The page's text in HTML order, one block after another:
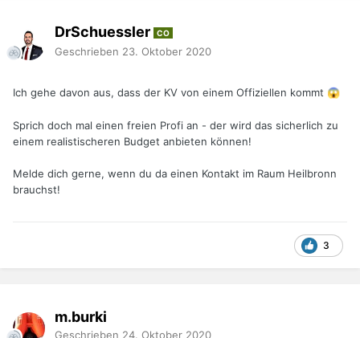
DrSchuessler CO
Geschrieben 23. Oktober 2020
Ich gehe davon aus, dass der KV von einem Offiziellen kommt 😱
Sprich doch mal einen freien Profi an - der wird das sicherlich zu
einem realistischeren Budget anbieten können!
Melde dich gerne, wenn du da einen Kontakt im Raum Heilbronn
brauchst!
3
m.burki
Geschrieben 24. Oktober 2020